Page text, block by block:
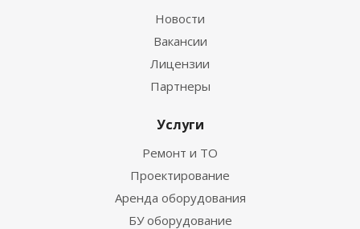
Новости
Вакансии
Лицензии
Партнеры
Услуги
Ремонт и ТО
Проектирование
Аренда оборудования
БУ оборудование